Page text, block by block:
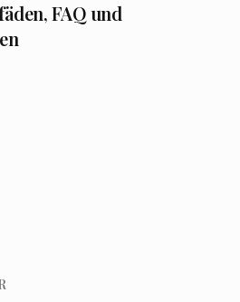
FAQ und